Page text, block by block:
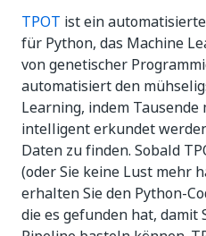
TPOT ist ein
für Python, das Machine
von genetischer
automatisiert den
Learning, indem
intelligent erkundet
Daten zu finden. Sobald
(oder Sie keine Lust mehr
erhalten Sie den Python-
die es gefunden hat, damit